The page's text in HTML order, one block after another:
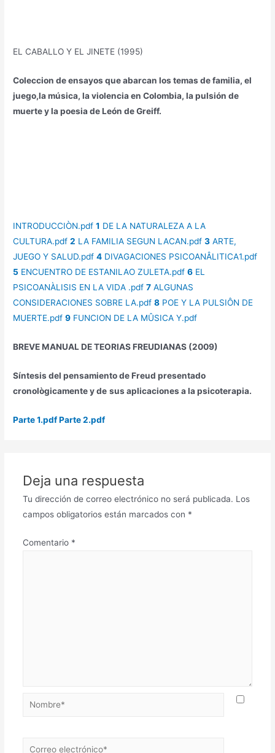
EL CABALLO Y EL JINETE (1995)
Coleccion de ensayos que abarcan los temas de familia, el
juego,la música, la violencia en Colombia, la pulsión de
muerte y la poesia de León de Greiff.
INTRODUCCIÒN.pdf 1 DE LA NATURALEZA A LA
CULTURA.pdf 2 LA FAMILIA SEGUN LACAN.pdf 3 ARTE,
JUEGO Y SALUD.pdf 4 DIVAGACIONES PSICOANÂLITICA1.pdf
5 ENCUENTRO DE ESTANILAO ZULETA.pdf 6 EL
PSICOANÀLISIS EN LA VIDA .pdf 7 ALGUNAS
CONSIDERACIONES SOBRE LA.pdf 8 POE Y LA PULSIÔN DE
MUERTE.pdf 9 FUNCION DE LA MÛSICA Y.pdf
BREVE MANUAL DE TEORIAS FREUDIANAS (2009)
Síntesis del pensamiento de Freud presentado
cronològicamente y de susaplicaciones a la psicoterapia.
Parte 1.pdfParte 2.pdf
Deja una respuesta
Tu dirección de correo electrónico no será publicada. Los
campos obligatorios están marcados con *
Comentario *
Nombre*
Correo